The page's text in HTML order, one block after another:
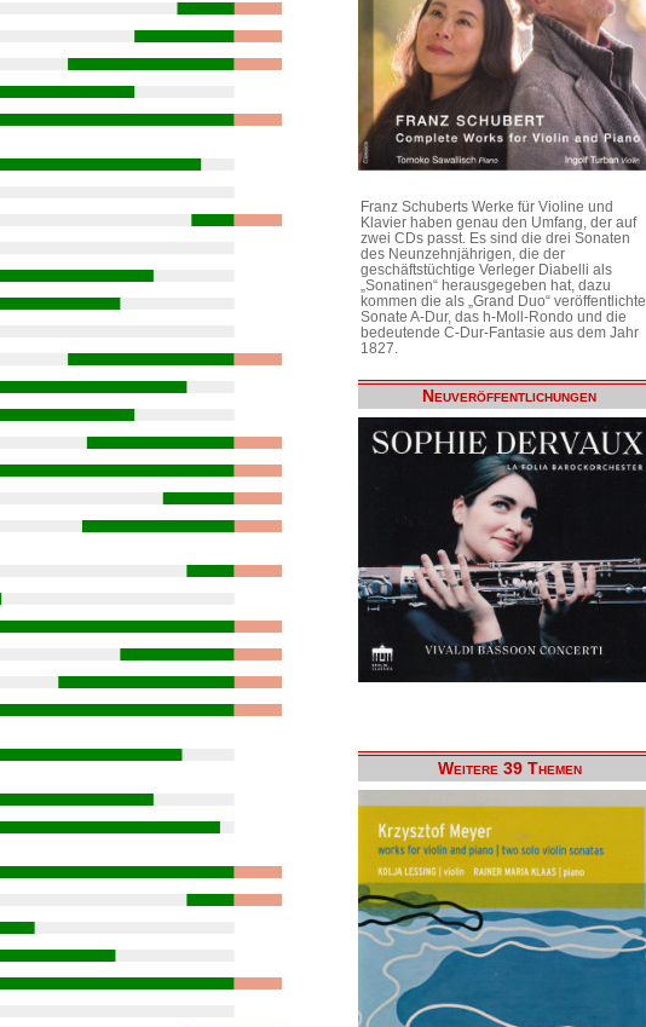
Franz Schuberts Werke für Violine und
Klavier haben genau den Umfang, der auf
zwei CDs passt. Es sind die drei Sonaten
des Neunzehnjährigen, die der
geschäftstüchtige Verleger Diabelli als
„Sonatinen“ herausgegeben hat, dazu
kommen die als „Grand Duo“ veröffentlichte
Sonate A-Dur, das h-Moll-Rondo und die
bedeutende C-Dur-Fantasie aus dem Jahr
1827.
Neuveröffentlichungen
Weitere 39 Themen